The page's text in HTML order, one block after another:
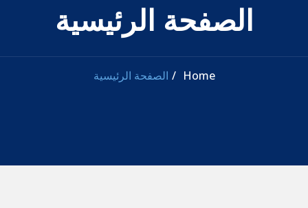
الصفحة الرئيسية
Home الصفحة الرئيسية